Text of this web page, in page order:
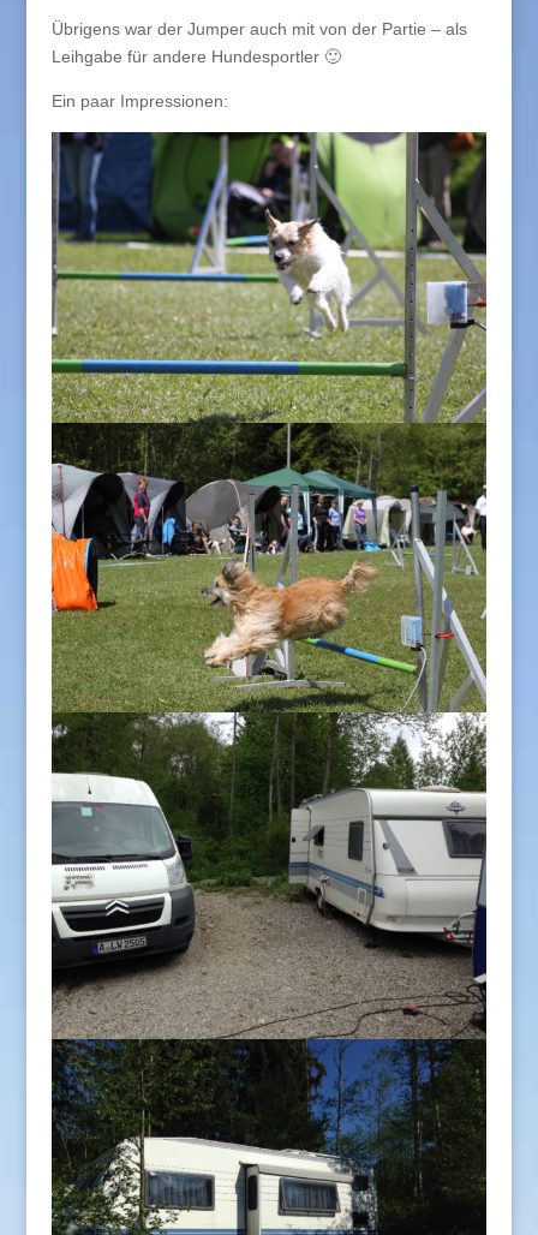
Übrigens war der Jumper auch mit von der Partie – als
Leihgabe für andere Hundesportler 🙂
Ein paar Impressionen: